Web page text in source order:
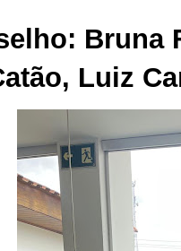
Bruna
Luiz